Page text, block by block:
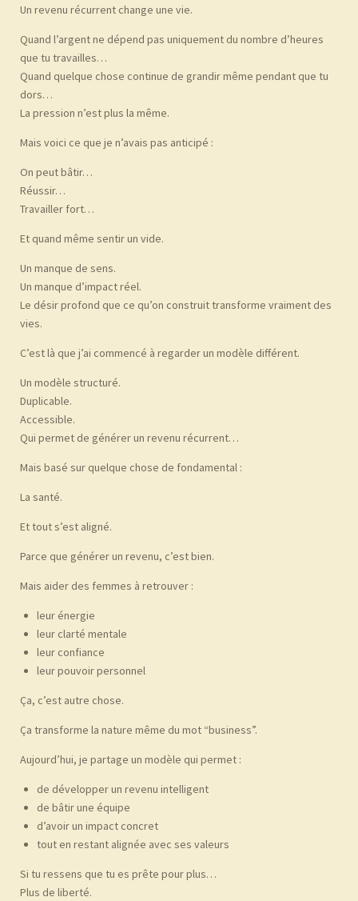
Un revenu récurrent change une vie.
Quand l’argent ne dépend pas uniquement du nombre d’heures
que tu travailles…
Quand quelque chose continue de grandir même pendant que tu
dors…
La pression n’est plus la même.
Mais voici ce que je n’avais pas anticipé :
On peut bâtir…
Réussir…
Travailler fort…
Et quand même sentir un vide.
Un manque de sens.
Un manque d’impact réel.
Le désir profond que ce qu’on construit transforme vraiment des
vies.
C’est là que j’ai commencé à regarder un modèle différent.
Un modèle structuré.
Duplicable.
Accessible.
Qui permet de générer un revenu récurrent…
Mais basé sur quelque chose de fondamental :
La santé.
Et tout s’est aligné.
Parce que générer un revenu, c’est bien.
Mais aider des femmes à retrouver :
leur énergie
leur clarté mentale
leur confiance
leur pouvoir personnel
Ça, c’est autre chose.
Ça transforme la nature même du mot “business”.
Aujourd’hui, je partage un modèle qui permet :
de développer un revenu intelligent
de bâtir une équipe
d’avoir un impact concret
tout en restant alignée avec ses valeurs
Si tu ressens que tu es prête pour plus…
Plus de liberté.